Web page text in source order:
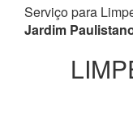
Serviço para
Jardim